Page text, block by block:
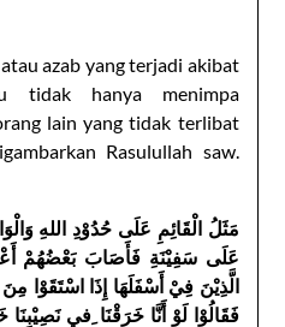
azab yang terjadi akibat
tidak hanya menimpa
lain yang tidak terlibat
Rasulullah saw.
مَثَلُ الْقَائِمِ عَلَى حُدُوْدِ اللهِ
عَلَى سَفِيْنَةِ فَأَصَابَ بَعْضُهُمْ
الَّذِيْنَ فِيْ أَسْفَلَهَا إِذَا اسْتَقَوْا
فَقَالُوْا لَوْ أَنَّا خَرَقْنَا ِفي